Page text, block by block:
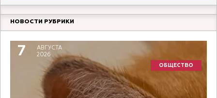
НОВОСТИ РУБРИКИ
7
АВГУСТА
2026
ОБЩЕСТВО